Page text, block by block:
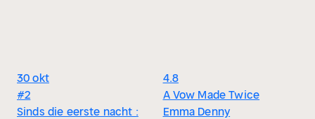
30 okt
#2
Sinds die eerste nacht :
4.8
A Vow Made Twice
Emma Denny